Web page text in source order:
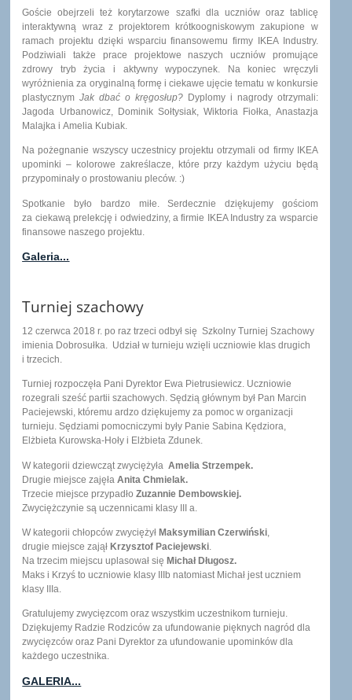
Goście obejrzeli też korytarzowe szafki dla uczniów oraz tablicę
interaktywną wraz z projektorem krótkoogniskowym zakupione w
ramach projektu dzięki wsparciu finansowemu firmy IKEA Industry.
Podziwiali także prace projektowe naszych uczniów promujące
zdrowy tryb życia i aktywny wypoczynek. Na koniec wręczyli
wyróżnienia za oryginalną formę i ciekawe ujęcie tematu w konkursie
plastycznymJak dbać o kręgosłup? Dyplomy i nagrody otrzymali:
Jagoda Urbanowicz, Dominik Sołtysiak, Wiktoria Fiołka, Anastazja
Malajka i Amelia Kubiak.
Na pożegnanie wszyscy uczestnicy projektu otrzymali od firmy IKEA
upominki – kolorowe zakreślacze, które przy każdym użyciu będą
przypominały o prostowaniu pleców. :)
Spotkanie było bardzo miłe. Serdecznie dziękujemy gościom
za ciekawą prelekcję i odwiedziny, a firmie IKEA Industry za wsparcie
finansowe naszego projektu.
Galeria...
Turniej szachowy
12 czerwca 2018 r. po raz trzeci odbył się Szkolny Turniej Szachowy
imienia Dobrosułka. Udział w turnieju wzięli uczniowie klas drugich
i trzecich.
Turniej rozpoczęła Pani Dyrektor Ewa Pietrusiewicz. Uczniowie
rozegrali sześć partii szachowych. Sędzią głównym był Pan Marcin
Paciejewski, któremu ardzo dziękujemy za pomoc w organizacji
turnieju. Sędziami pomocniczymi były Panie Sabina Kędziora,
Elżbieta Kurowska-Hoły i Elżbieta Zdunek.
W kategorii dziewcząt zwyciężyłaAmelia Strzempek.
Drugie miejsce zajęłaAnita Chmielak.
Trzecie miejsce przypadłoZuzannie Dembowskiej.
Zwyciężczynie są uczennicami klasy III a.
W kategorii chłopców zwyciężył Maksymilian Czerwiński,
drugie miejsce zajął Krzysztof Paciejewski.
Na trzecim miejscu uplasował się Michał Długosz.
Maks i Krzyś to uczniowie klasy IIIb natomiast Michał jest uczniem
klasy IIIa.
Gratulujemy zwycięzcom oraz wszystkim uczestnikom turnieju.
Dziękujemy Radzie Rodziców za ufundowanie pięknych nagród dla
zwycięzców oraz Pani Dyrektor za ufundowanie upominków dla
każdego uczestnika.
GALERIA...